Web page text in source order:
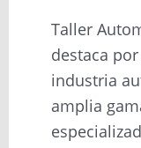
Taller
destaca
industria
amplia